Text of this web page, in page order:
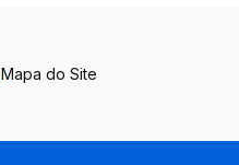
Mapa do Site